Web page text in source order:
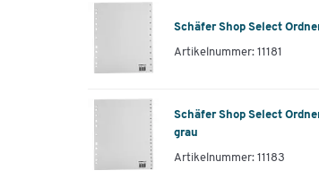
Schäfer Shop Select
Artikelnummer: 11181
Schäfer Shop Select
grau
Artikelnummer: 11183